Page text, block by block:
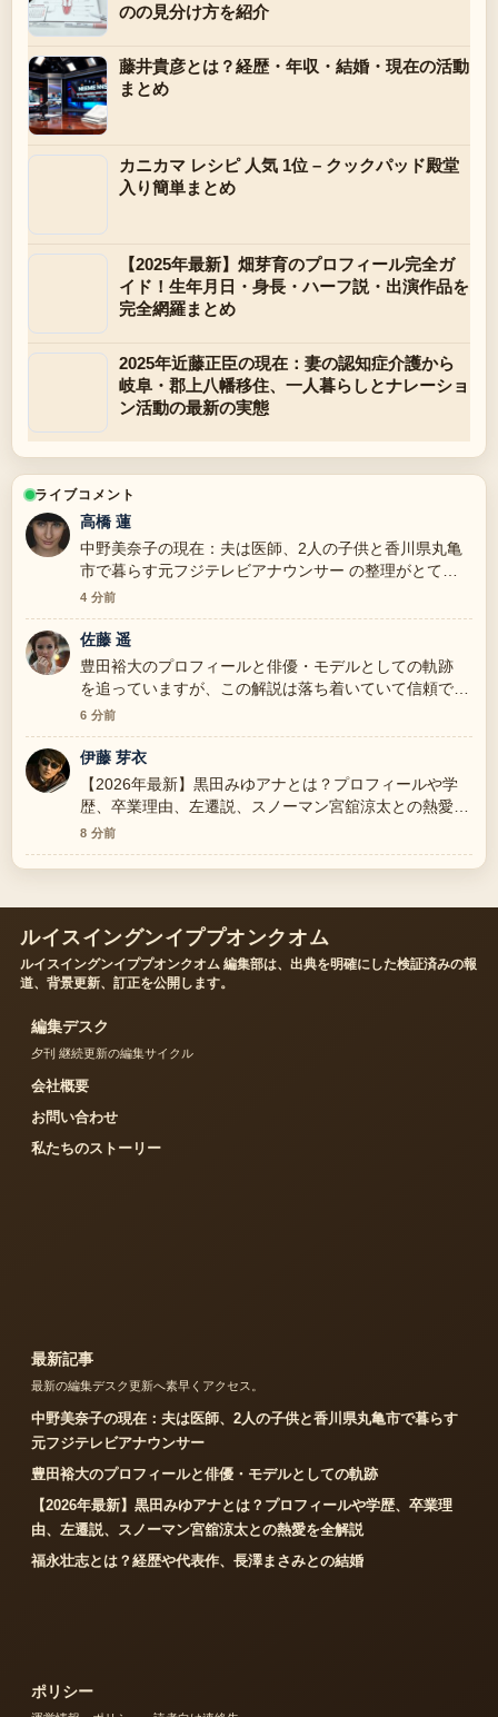
のの見分け方を紹介
藤井貴彦とは？経歴・年収・結婚・現在の活動
まとめ
カニカマ レシピ 人気 1位 – クックパッド殿堂
入り簡単まとめ
【2025年最新】畑芽育のプロフィール完全ガ
イド！生年月日・身長・ハーフ説・出演作品を
完全網羅まとめ
2025年近藤正臣の現在：妻の認知症介護から
岐阜・郡上八幡移住、一人暮らしとナレーショ
ン活動の最新の実態
ライブコメント
高橋 蓮
中野美奈子の現在：夫は医師、2人の子供と香川県丸亀
市で暮らす元フジテレビアナウンサー の整理がとても
分かりやすいです。今日の中でも特に読みやすいです。
4 分前
佐藤 遥
豊田裕大のプロフィールと俳優・モデルとしての軌跡
を追っていますが、この解説は落ち着いていて信頼でき
ます。
6 分前
伊藤 芽衣
【2026年最新】黒田みゆアナとは？プロフィールや学
歴、卒業理由、左遷説、スノーマン宮舘涼太との熱愛を
全解説 の背景説明が助かります。ライブ更新を続けて
ください。
8 分前
ルイスイングンイププオンクオム
ルイスイングンイププオンクオム 編集部は、出典を明確にした検証済みの報
道、背景更新、訂正を公開します。
編集デスク
夕刊 継続更新の編集サイクル
会社概要
お問い合わせ
私たちのストーリー
最新記事
最新の編集デスク更新へ素早くアクセス。
中野美奈子の現在：夫は医師、2人の子供と香川県丸亀市で暮らす
元フジテレビアナウンサー
豊田裕大のプロフィールと俳優・モデルとしての軌跡
【2026年最新】黒田みゆアナとは？プロフィールや学歴、卒業理
由、左遷説、スノーマン宮舘涼太との熱愛を全解説
福永壮志とは？経歴や代表作、長澤まさみとの結婚
ポリシー